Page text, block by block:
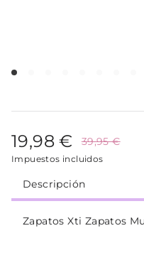
19,98 € 39,95 €
Impuestos incluidos
Descripción
Zapatos Xti Zapatos